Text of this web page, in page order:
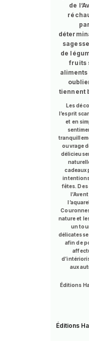
de
de
fruits
tiennent
Les
l’esprit
et en
ouvrage
cadeaux
fêtes.
nature et
un
délicatesse
afin de
aux
Éditions
Éditions